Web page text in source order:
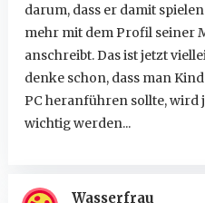
darum, dass er damit
mehr mit dem Profil seiner
anschreibt. Das ist jetzt
denke schon, dass man
PC heranführen sollte, wird
wichtig werden...
Wasserfrau